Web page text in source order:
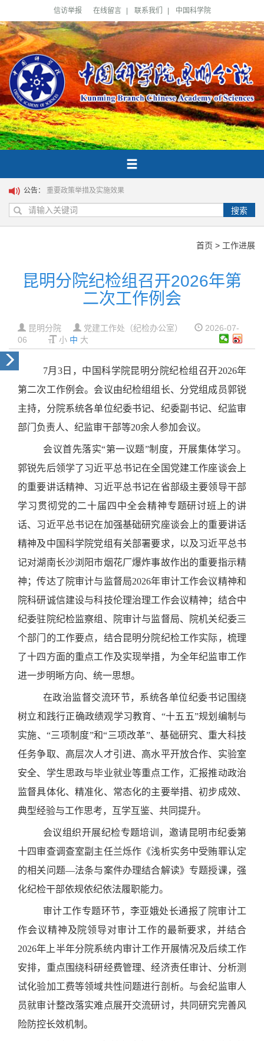
信访举报 在线留言 联系我们 中国科学院
公告： 重要政策举措及实施效果
搜索
首页 > 工作进展
昆明分院纪检组召开2026年第
二次工作例会
昆明分院 党建工作处（纪检办公室）
2026-07-
06
小 中 大
7月3日，中国科学院昆明分院纪检组召开2026年
第二次工作例会。会议由纪检组组长、分党组成员郭锐
主持，分院系统各单位纪委书记、纪委副书记、纪监审
部门负责人、纪监审干部等20余人参加会议。
会议首先落实“第一议题”制度，开展集体学习。
郭锐先后领学了习近平总书记在全国党建工作座谈会上
的重要讲话精神、习近平总书记在省部级主要领导干部
学习贯彻党的二十届四中全会精神专题研讨班上的讲
话、习近平总书记在加强基础研究座谈会上的重要讲话
精神及中国科学院党组有关部署要求，以及习近平总书
记对湖南长沙浏阳市烟花厂爆炸事故作出的重要指示精
神；传达了院审计与监督局2026年审计工作会议精神和
院科研诚信建设与科技伦理治理工作会议精神；结合中
纪委驻院纪检监察组、院审计与监督局、院机关纪委三
个部门的工作要点，结合昆明分院纪检工作实际，梳理
了十四方面的重点工作及实现举措，为全年纪监审工作
进一步明晰方向、统一思想。
在政治监督交流环节，系统各单位纪委书记围绕
树立和践行正确政绩观学习教育、“十五五”规划编制与
实施、“三项制度”和“三项改革”、基础研究、重大科技
任务争取、高层次人才引进、高水平开放合作、实验室
安全、学生思政与毕业就业等重点工作，汇报推动政治
监督具体化、精准化、常态化的主要举措、初步成效、
典型经验与工作思考，互学互鉴、共同提升。
会议组织开展纪检专题培训，邀请昆明市纪委第
十四审查调查室副主任兰烁作《浅析实务中受贿罪认定
的相关问题—法条与案件办理结合解读》专题授课，强
化纪检干部依规依纪依法履职能力。
审计工作专题环节，李亚娥处长通报了院审计工
作会议精神及院领导对审计工作的最新要求，并结合
2026年上半年分院系统内审计工作开展情况及后续工作
安排，重点围绕科研经费管理、经济责任审计、分析测
试化验加工费等领域共性问题进行剖析。与会纪监审人
员就审计整改落实难点展开交流研讨，共同研究完善风
险防控长效机制。